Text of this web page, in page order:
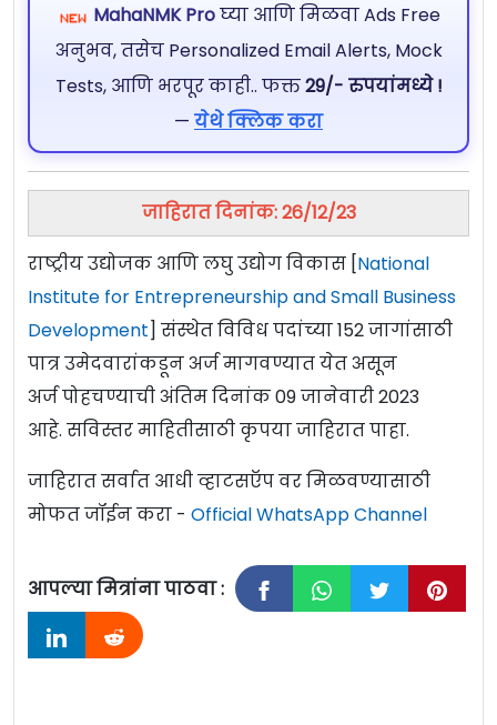
MahaNMK Proघ्या आणि मिळवा Ads Free
अनुभव, तसेच Personalized Email Alerts, Mock
Tests, आणि भरपूर काही.. फक्त29/- रुपयांमध्ये !
— येथे क्लिक करा
जाहिरात दिनांक: 26/12/23
राष्ट्रीय उद्योजक आणि लघु उद्योग विकास [National
Institute for Entrepreneurship and Small Business
Development] संस्थेत विविध पदांच्या 152 जागांसाठी
पात्र उमेदवारांकडून अर्ज मागवण्यात येत असून
अर्ज पोहचण्याची अंतिम दिनांक 09 जानेवारी 2023
आहे. सविस्तर माहितीसाठी कृपया जाहिरात पाहा.
जाहिरात सर्वात आधी व्हाटसऍप वर मिळवण्यासाठी
मोफत जॉईन करा - Official WhatsApp Channel
आपल्या मित्रांना पाठवा :